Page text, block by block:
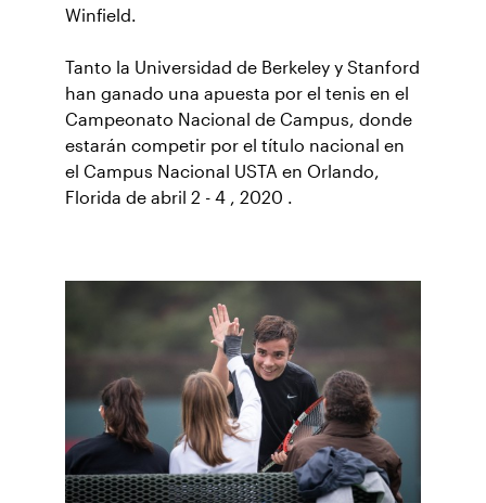
Winfield.
Tanto la Universidad de Berkeley y Stanford
han ganado una apuesta por el tenis en el
Campeonato Nacional de Campus, donde
estarán competir por el título nacional en
el Campus Nacional USTA en Orlando,
Florida de abril 2 - 4 , 2020 .